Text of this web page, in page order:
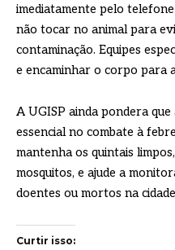
imediatamente pelo
não tocar no animal para
contaminação. Equipes
e encaminhar o corpo para
A UGISP ainda pondera
essencial no combate à
mantenha os quintais
mosquitos, e ajude a
doentes ou mortos na
Curtir isso: